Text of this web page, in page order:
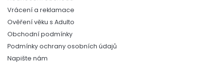
Vrácení a reklamace
Ověření věku s Adulto
Obchodní podmínky
Podmínky ochrany osobních údajů
Napište nám